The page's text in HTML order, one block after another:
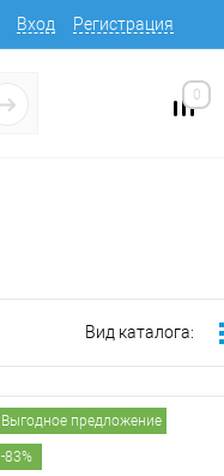
Вход Регистрация
0
Вид каталога:
Выгодное предложение
-83%